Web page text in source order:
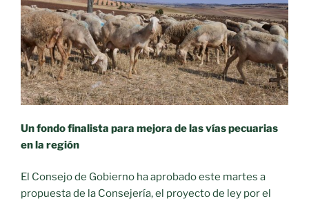
Un fondo finalista para mejora de las vías pecuarias
en la región
El Consejo de Gobierno ha aprobado este martes a
propuesta de la Consejería, el proyecto de ley por el